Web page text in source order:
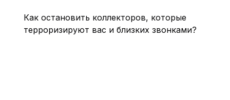
Как остановить коллекторов, которые
терроризируют вас и близких звонками?